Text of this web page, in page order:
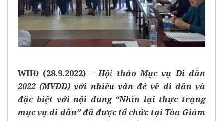
WHĐ (28.9.2022) –Hội thảo Mục vụ Di dân
2022 (MVDD) với nhiều vấn đề về di dân và
đặc biệt với nội dung “Nhìn lại thực trạng
mục vụ di dân” đã được tổ chức tại Tòa Giám